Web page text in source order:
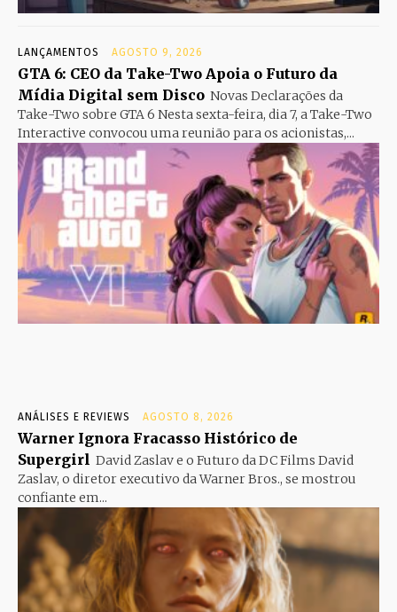
LANÇAMENTOS AGOSTO 9, 2026
GTA 6: CEO da Take-Two Apoia o Futuro da
Mídia Digital sem Disco Novas Declarações da
Take-Two sobre GTA 6 Nesta sexta-feira, dia 7, a Take-Two
Interactive convocou uma reunião para os acionistas,...
ANÁLISES E REVIEWS AGOSTO 8, 2026
Warner Ignora Fracasso Histórico de
Supergirl David Zaslav e o Futuro da DC Films David
Zaslav, o diretor executivo da Warner Bros., se mostrou
confiante em...